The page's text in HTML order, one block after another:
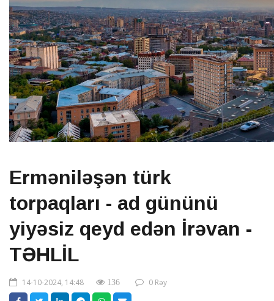
Erməniləşən türk
torpaqları - ad gününü
yiyəsiz qeyd edən İrəvan -
TƏHLİL
14-10-2024, 14:48 136 0 Rəy